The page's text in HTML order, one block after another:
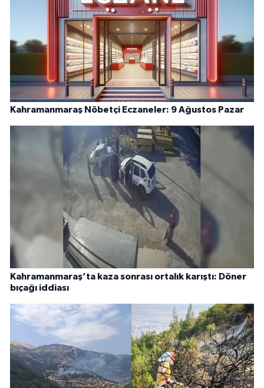
Kahramanmaraş Nöbetçi Eczaneler: 9 Ağustos Pazar
Kahramanmaraş’ta kaza sonrası ortalık karıştı: Döner
bıçağı iddiası